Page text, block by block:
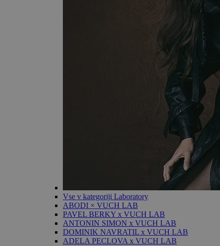
Vse v kategoriji Laboratory
ABODI × VUCH LAB
PAVEL BERKY x VUCH LAB
ANTONIN SIMON x VUCH LAB
DOMINIK NAVRATIL x VUCH LAB
ADELA PECLOVA x VUCH LAB